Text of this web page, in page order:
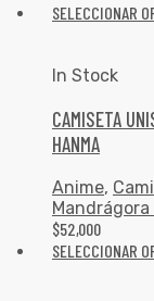
SELECCIONAR
In Stock
CAMISETA
HANMA
Anime,
$52,000
SELECCIONAR